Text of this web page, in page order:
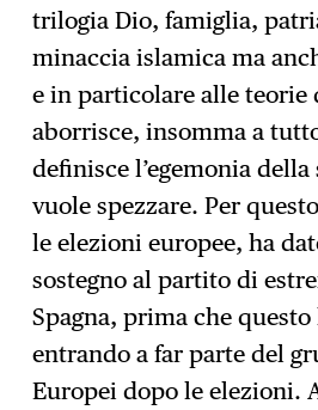
trilogia Dio, famiglia,
minaccia islamica ma
e in particolare alle teorie
aborrisce, insomma a
definisce l’egemonia
vuole spezzare. Per
le elezioni europee, ha
sostegno al partito di
Spagna, prima che questo
entrando a far parte del
Europei dopo le elezioni.